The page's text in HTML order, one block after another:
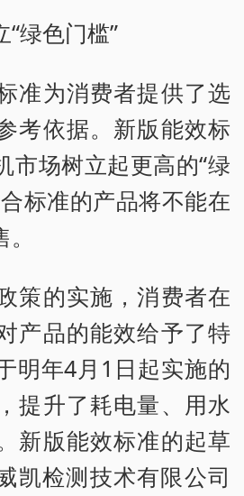
色门槛”
为消费者提供了选
考依据。新版能效标
市场树立起更高的“绿
标准的产品将不能在
的实施，消费者在
产品的能效给予了特
明年4月1日起实施的
提升了耗电量、用水
新版能效标准的起草
检测技术有限公司